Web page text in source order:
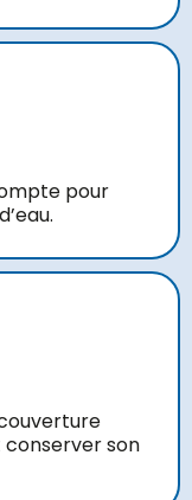
pour
son